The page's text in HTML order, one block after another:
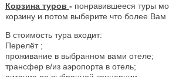
Корзина туров - понравившееся туры
корзину и потом выберите что более Вам
В стоимость тура входит:
Перелёт ;
проживание в выбранном вами отеле;
трансфер в/из аэропорта в отель;